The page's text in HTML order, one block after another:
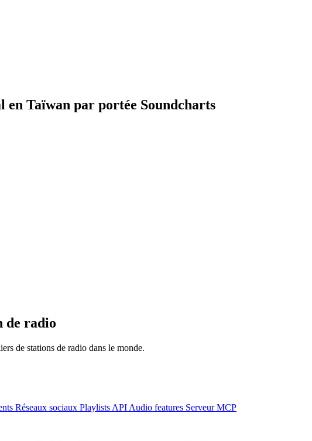
Taïwan par portée Soundcharts
de radio
de stations de radio dans le monde.
Réseaux sociaux Playlists API Audio features Serveur MCP